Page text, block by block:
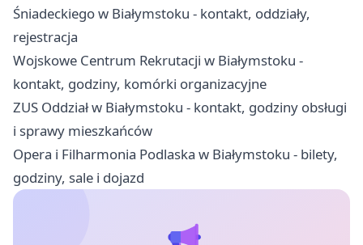
Śniadeckiego w Białymstoku - kontakt, oddziały,
rejestracja
Wojskowe Centrum Rekrutacji w Białymstoku -
kontakt, godziny, komórki organizacyjne
ZUS Oddział w Białymstoku - kontakt, godziny obsługi
i sprawy mieszkańców
Opera i Filharmonia Podlaska w Białymstoku - bilety,
godziny, sale i dojazd